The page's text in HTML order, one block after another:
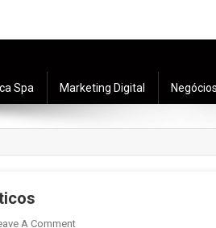
Spa Marketing Digital Negócios
A Comment